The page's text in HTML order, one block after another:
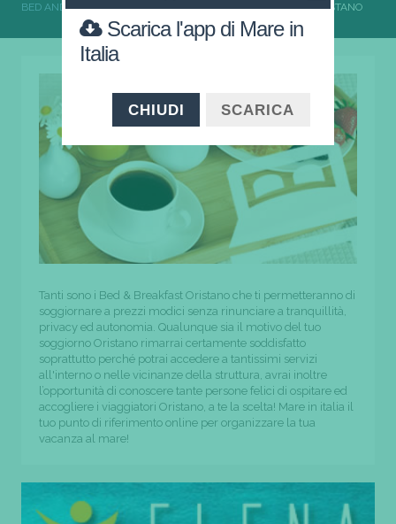
BED AND BREAKFAST SARDEGNA BED AND BREAKFAST ORISTANO
Tanti sono i Bed & Breakfast Oristano che ti permetteranno di
soggiornare a prezzi modici senza rinunciare a tranquillità,
privacy ed autonomia. Qualunque sia il motivo del tuo
soggiorno Oristano rimarrai certamente soddisfatto
soprattutto perché potrai accedere a tantissimi servizi
all'interno o nelle vicinanze della struttura, avrai inoltre
l’opportunità di conoscere tante persone felici di ospitare ed
accogliere i viaggiatori Oristano, a te la scelta! Mare in italia il
tuo punto di riferimento online per organizzare la tua
vacanza al mare!
Scarica l'app di Mare in
Italia
CHIUDI SCARICA